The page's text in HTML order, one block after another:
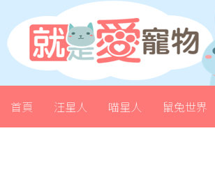
首頁 汪星人 喵星人 鼠兔世界